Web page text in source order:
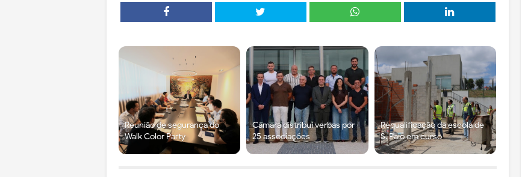
Reunião de segurança do
Walk Color Party
Câmara distribui verbas por
25 associações
Requalificação da escola de
S. Paio em curso